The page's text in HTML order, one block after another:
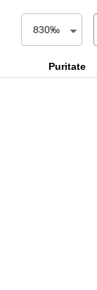
830‰
Puritate